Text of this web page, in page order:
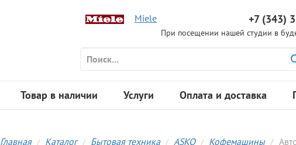
Miele +7 (343)
При посещении нашей студии в
Товар в наличии Услуги Оплата и доставка
Главная Каталог Бытовая техника ASKO Кофемашины